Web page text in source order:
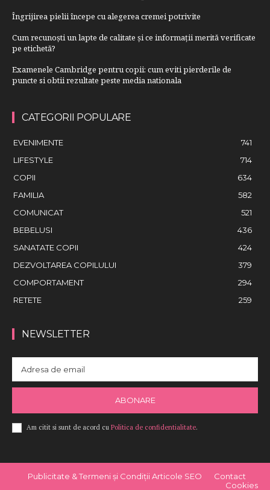
Îngrijirea pielii începe cu alegerea cremei potrivite
Cum recunoști un lapte de calitate și ce informații merită verificate
pe etichetă?
Examenele Cambridge pentru copii: cum eviti pierderile de
puncte si obtii rezultate peste media nationala
CATEGORII POPULARE
EVENIMENTE
741
LIFESTYLE
714
COPII
634
FAMILIA
582
COMUNICAT
521
BEBELUSI
436
SANATATE COPII
424
DEZVOLTAREA COPILULUI
379
COMPORTAMENT
294
RETETE
259
NEWSLETTER
ABONARE
Am citit si sunt de acord cu Politica de confidentialitate.
Publicitate & Termeni și Condiții Articole SEO
Contact
Cookies